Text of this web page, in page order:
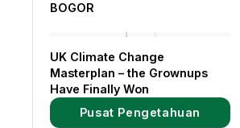
BOGOR
UK Climate Change
Masterplan – the Grownups
Have Finally Won
Pusat Pengetahuan